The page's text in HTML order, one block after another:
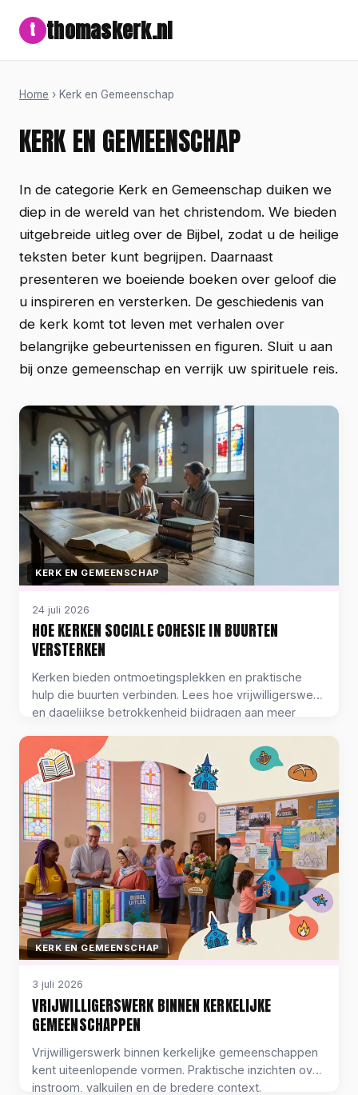
t thomaskerk.nl
Home › Kerk en Gemeenschap
KERK EN GEMEENSCHAP
In de categorie Kerk en Gemeenschap duiken we
diep in de wereld van het christendom. We bieden
uitgebreide uitleg over de Bijbel, zodat u de heilige
teksten beter kunt begrijpen. Daarnaast
presenteren we boeiende boeken over geloof die
u inspireren en versterken. De geschiedenis van
de kerk komt tot leven met verhalen over
belangrijke gebeurtenissen en figuren. Sluit u aan
bij onze gemeenschap en verrijk uw spirituele reis.
KERK EN GEMEENSCHAP
24 juli 2026
HOE KERKEN SOCIALE COHESIE IN BUURTEN
VERSTERKEN
Kerken bieden ontmoetingsplekken en praktische
hulp die buurten verbinden. Lees hoe vrijwilligerswerk
en dagelijkse betrokkenheid bijdragen aan meer
KERK EN GEMEENSCHAP
3 juli 2026
VRIJWILLIGERSWERK BINNEN KERKELIJKE
GEMEENSCHAPPEN
Vrijwilligerswerk binnen kerkelijke gemeenschappen
kent uiteenlopende vormen. Praktische inzichten over
instroom, valkuilen en de bredere context.